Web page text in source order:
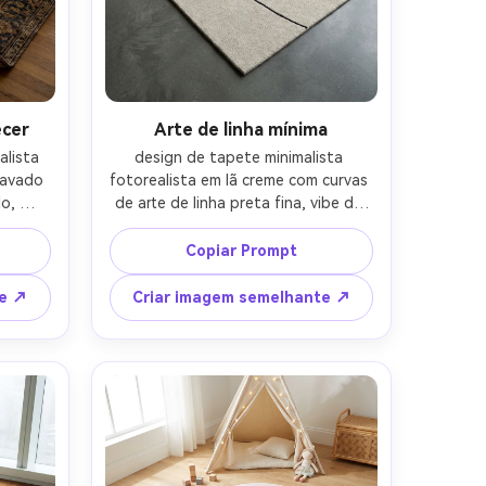
com
luz
Z7 II,
4:5
↗
Arte de linha mínima
design de tapete minimalista
fotorealista em lã creme com curvas
de arte de linha preta fina, vibe de
galeria moderna, textura de baixa
pilha com detalhe de tecelagem
fina, disparado como um plano limpo
no piso de concreto polido, luz do
dia fresca, Fujifilm GFX 100, lente de
63 mm, fotografia de produto de
alta resolução, bordas nítidas e grau
de cor neutra-AR 4:5
Copiar Prompt
Criar imagem semelhante ↗